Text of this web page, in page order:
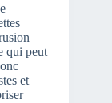
qui peut
et